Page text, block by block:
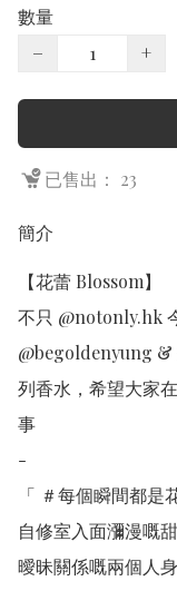
數量
−
+
已售出： 23
簡介
【花蕾 Blossom】
不只 @notonly.hk
@begoldenyung &
列香水，希望大家
事
-
「 ＃每個瞬間都是
自修室入面瀰漫嘅
曖昧關係嘅兩個人身